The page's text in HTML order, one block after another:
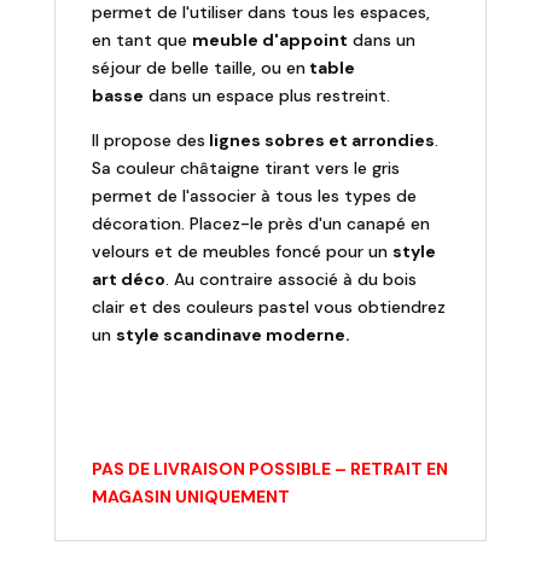
permet de l'utiliser dans tous les espaces,
en tant que meuble d'appoint dans un
séjour de belle taille, ou entable
basse dans un espace plus restreint.
Il propose des lignes sobres et arrondies.
Sa couleur châtaigne tirant vers le gris
permet de l'associer à tous les types de
décoration. Placez-le près d'un canapé en
velours et de meubles foncé pour un style
art déco. Au contraire associé à du bois
clair et des couleurs pastel vous obtiendrez
un style scandinave moderne.
PAS DE LIVRAISON POSSIBLE – RETRAIT EN
MAGASIN UNIQUEMENT